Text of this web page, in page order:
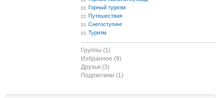
Горный туризм
Путешествия
Снегоступинг
Туризм
Группы (1)
Избранное (9)
Друзья (3)
Подписчики (1)